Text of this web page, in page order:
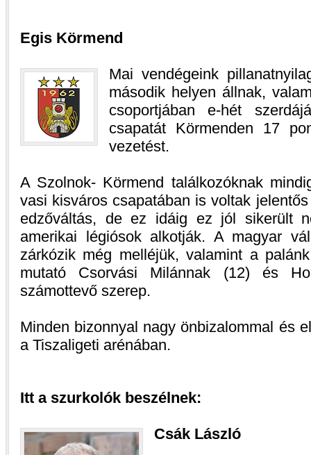
Egis Körmend
Mai vendégeink
második helyen állnak,
csoportjában e-hét
csapatát Körmenden 17
vezetést.
A Szolnok- Körmend találkozóknak
vasi kisváros csapatában is voltak
edzőváltás, de ez idáig ez jól sikerült
amerikai légiósok alkotják. A magyar
zárkózik még melléjük, valamint a
mutató Csorvási Milánnak (12) és
számottevő szerep.
Minden bizonnyal nagy önbizalommal és
a Tiszaligeti arénában.
Itt a szurkolók beszélnek:
Csák László